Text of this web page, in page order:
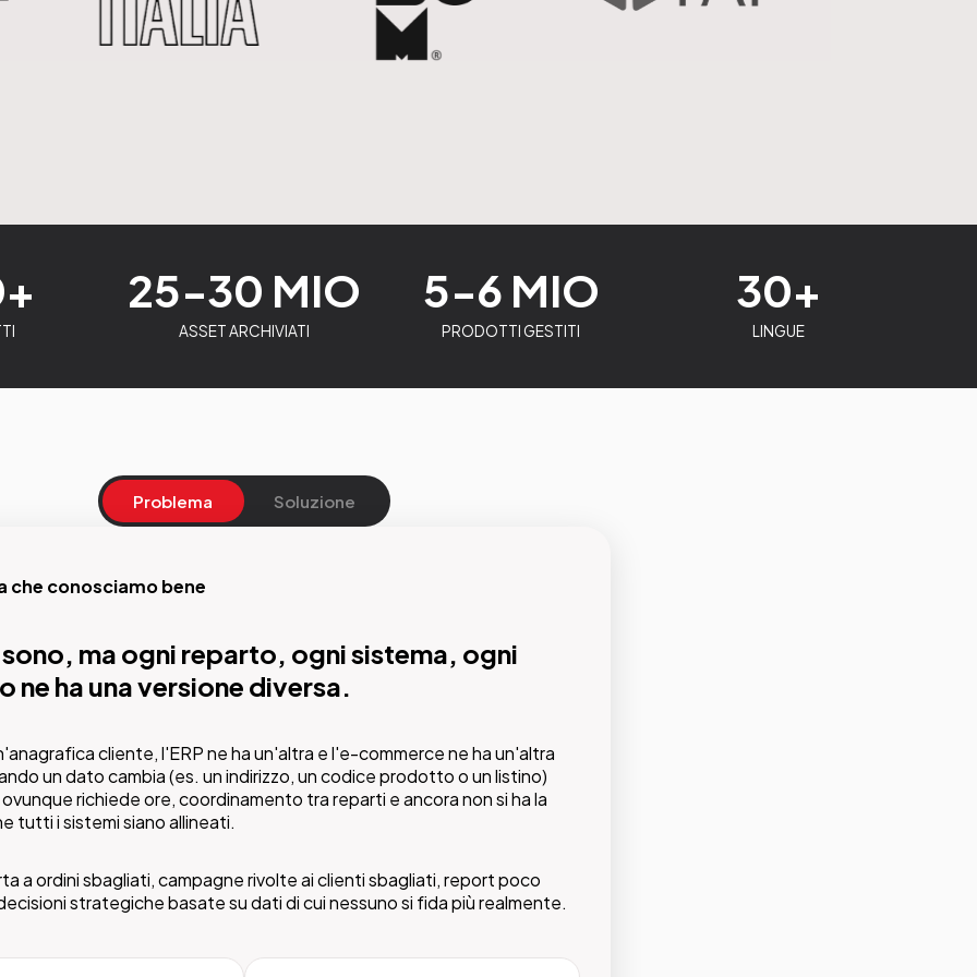
25-30 MIO
ASSET ARCHIVIATI
5-6 MIO
PRODOTTI GESTITI
30+
LINGUE
Problema Soluzione
che governa tutti i dati critici e li
certificati a ogni sistema.
Pimcore, prodotti, clienti, fornitori e qualsiasi altro dominio critico
un data model unico, configurabile sulle esigenze specifiche della tua
lì, ogni sistema riceve il dato corretto, aggiornato e validato.
che conosciamo bene
ma ogni reparto, ogni sistema, ogni
ne ha una versione diversa.
cliente, l'ERP ne ha un'altra e l'e-commerce ne ha un'altra
un dato cambia (es. un indirizzo, un codice prodotto o un listino)
richiede ore, coordinamento tra reparti e ancora non si ha la
tutti i sistemi siano allineati.
a ordini sbagliati, campagne rivolte ai clienti sbagliati, report poco
strategiche basate su dati di cui nessuno si fida più realmente.